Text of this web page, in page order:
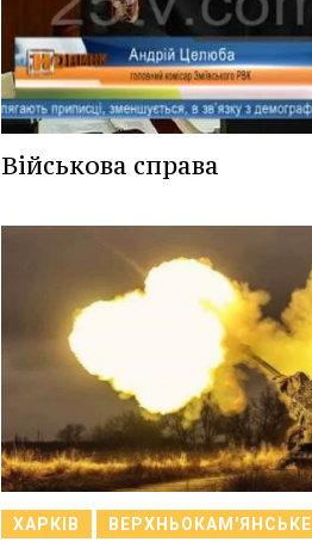
Військова справа
ХАРКІВ ВЕРХНЬОКАМ'ЯНСЬКЕ